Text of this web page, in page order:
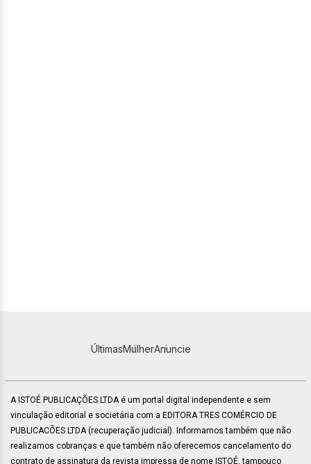
ÚltimasMulherAnuncie
A ISTOÉ PUBLICAÇÕES LTDA é um portal digital independente e sem
vinculação editorial e societária com a EDITORA TRES COMÉRCIO DE
PUBLICACÕES LTDA (recuperação judicial). Informamos também que não
realizamos cobranças e que também não oferecemos cancelamento do
contrato de assinatura da revista impressa de nome ISTOÉ, tampouco